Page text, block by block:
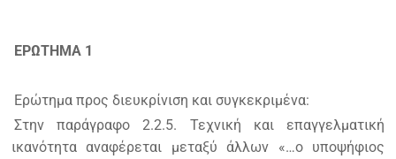
ΕΡΩΤΗΜΑ 1
Ερώτημα προς διευκρίνιση και συγκεκριμένα:
Στην παράγραφο 2.2.5. Τεχνική και επαγγελματική
ικανότητα αναφέρεται μεταξύ άλλων «…ο υποψήφιος